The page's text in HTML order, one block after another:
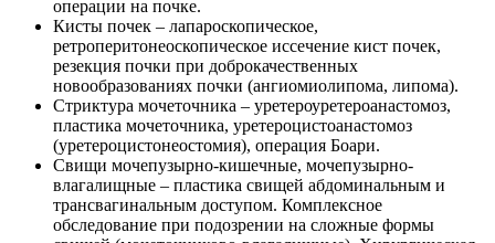
операции на почке.
Кисты почек – лапароскопическое,
ретроперитонеоскопическое иссечение кист почек,
резекция почки при доброкачественных
новообразованиях почки (ангиомиолипома, липома).
Стриктура мочеточника – уретероуретероанастомоз,
пластика мочеточника, уретероцистоанастомоз
(уретероцистонеостомия), операция Боари.
Свищи мочепузырно-кишечные, мочепузырно-
влагалищные – пластика свищей абдоминальным и
трансвагинальным доступом. Комплексное
обследование при подозрении на сложные формы